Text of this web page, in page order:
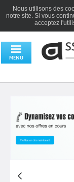
Nous utilisons des
notre site. Si vous
acceptez
MENU